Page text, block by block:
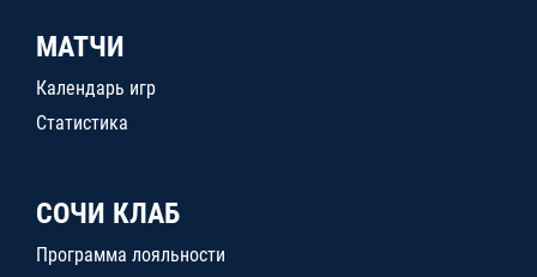
МАТЧИ
Календарь игр
Статистика
СОЧИ КЛАБ
Программа лояльности